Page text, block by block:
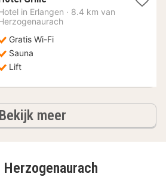
nacht
vanaf
€
in Erlangen · 8.4 km van
Gratis Wi-Fi
Sauna
Lift
Bekijk meerhotels